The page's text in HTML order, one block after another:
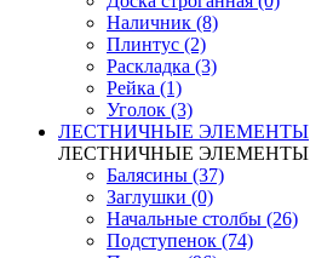
Наличник (8)
Плинтус (2)
Раскладка (3)
Рейка (1)
Уголок (3)
ЛЕСТНИЧНЫЕ ЭЛЕМЕНТЫ
ЛЕСТНИЧНЫЕ ЭЛЕМЕНТЫ
Балясины (37)
Заглушки (0)
Начальные столбы (26)
Подступенок (74)